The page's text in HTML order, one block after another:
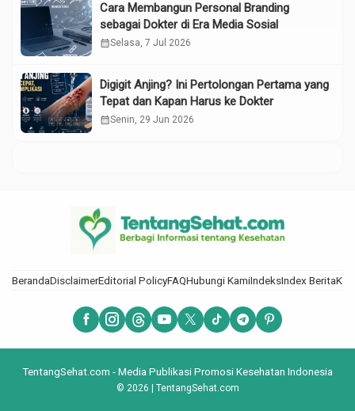
Cara Membangun Personal Branding
sebagai Dokter di Era Media Sosial
calendar_monthSelasa, 7 Jul 2026
Digigit Anjing? Ini Pertolongan Pertama yang
Tepat dan Kapan Harus ke Dokter
calendar_monthSenin, 29 Jun 2026
BerandaDisclaimerEditorial PolicyFAQHubungi KamiIndeksIndex Berita
TentangSehat.com - Media Publikasi Promosi Kesehatan Indonesia
© 2026 | TentangSehat.com